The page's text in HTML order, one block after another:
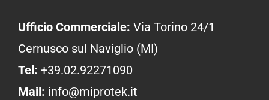
Ufficio Commerciale: Via Torino 24/1
Cernusco sul Naviglio (MI)
Tel: +39.02.92271090
Mail: info@miprotek.it